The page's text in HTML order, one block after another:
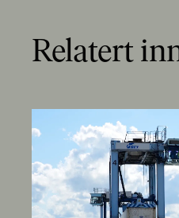
Relatert